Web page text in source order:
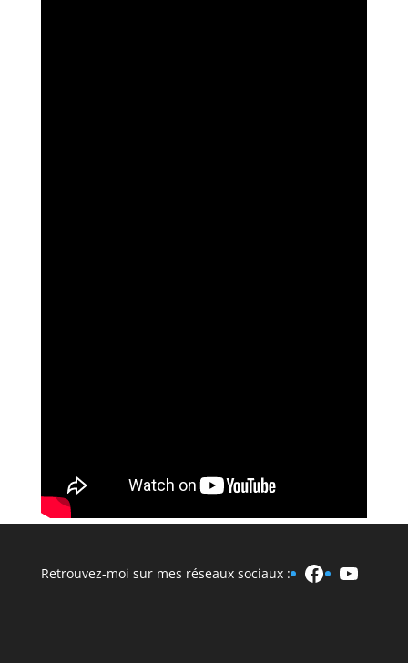
Retrouvez-moi sur mes réseaux sociaux : Facebook